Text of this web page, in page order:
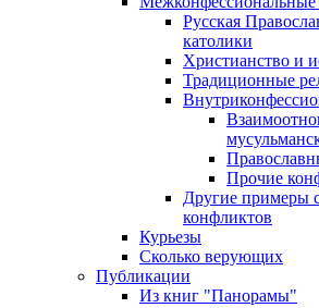
Русская
католики
Христианство и
Традиционные
Прочие
Другие примеры
конфликтов
Курьезы
Сколько верующих
Публикации
Из книг "Панорамы"